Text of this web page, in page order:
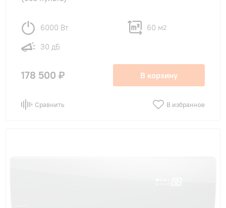
6000 Вт 60 м2
30 дБ
178 500 ₽ В корзину
Сравнить В избранное